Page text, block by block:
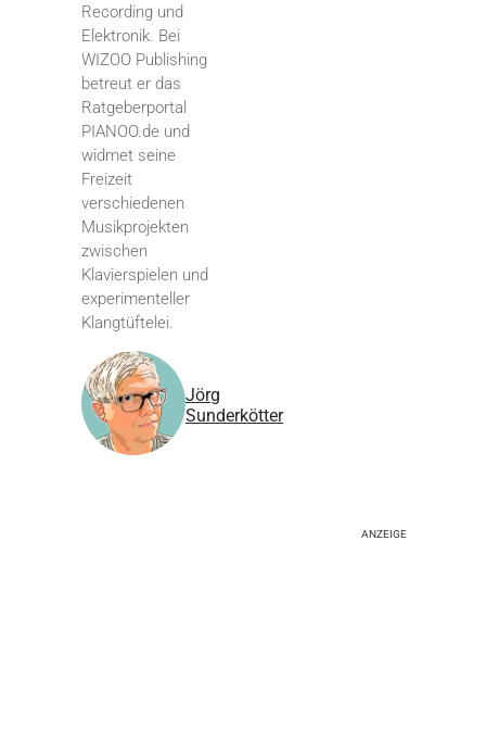
Recording und
Elektronik. Bei
WIZOO Publishing
betreut er das
Ratgeberportal
PIANOO.de und
widmet seine
Freizeit
verschiedenen
Musikprojekten
zwischen
Klavierspielen und
experimenteller
Klangtüftelei.
Jörg
Sunderkötter
ANZEIGE